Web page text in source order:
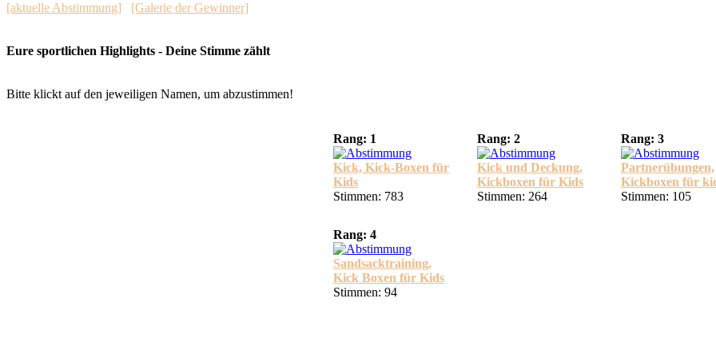
[aktuelle Abstimmung] [Galerie der Gewinner]
Eure sportlichen Highlights - Deine Stimme zählt
Bitte klickt auf den jeweiligen Namen, um abzustimmen!
Rang: 1
Kick, Kick-Boxen für
Kids
Stimmen: 783
Rang: 2
Kick und Deckung,
Kickboxen für Kids
Stimmen: 264
Rang: 3
Partnerübungen,
Kickboxen für
Stimmen: 105
Rang: 4
Sandsacktraining,
Kick Boxen für Kids
Stimmen: 94